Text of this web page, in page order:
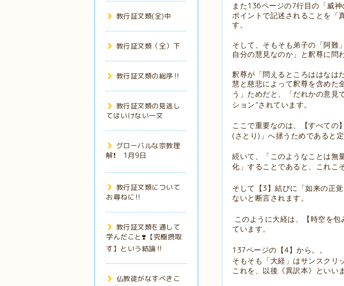
また 136ページの7行目の「威
ポイントで記述されることを「
す。
そして、そもそも弟子の「阿難
自分の慧見なのか」と釈尊に問
釈尊が「問えるところははなは
慧と慈悲によって釈尊を含めた
う」ためだと、「だれかの意見
ション”されています。
ここで重要なのは、【すべての
(さとり) 」へ拯うためであると
続いて、「このようなことは無
化」することであると、これこ
そして【 3 】結びに「如来の正
ないと断言されます。
このように大経は、【時空を
ています。
137ページの【 4 】から。。
そもそも「大経」はサンスクリ
これを、以後《異訳本》といい
教行証文類(全)中
教行証文類（全）下
教行証文類の総序‼️
教行証文類の見逃し
てはいけない一文
グローバルな宗教理
解❗️ 1月9日
教行証文類について
お尋ねに‼️
教行証文類を通して
学んだこと❣️【究極摂取
す】という結論‼️
仏教徒がなすべきこ